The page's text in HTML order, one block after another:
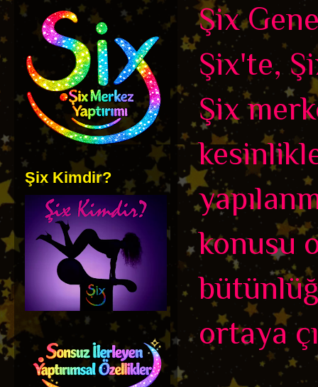
Şix
Şix'te,
Şix
konusu
ortaya
Şix Kimdir?